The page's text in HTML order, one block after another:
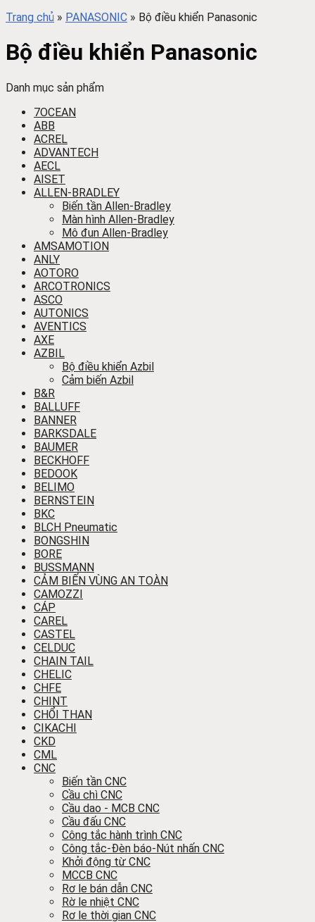
Trang chủ » PANASONIC » Bộ điều khiển Panasonic
Bộ điều khiển Panasonic
Danh mục sản phẩm
7OCEAN
ABB
ACREL
ADVANTECH
AECL
AISET
ALLEN-BRADLEY
Biến tần Allen-Bradley
Màn hình Allen-Bradley
Mô đun Allen-Bradley
AMSAMOTION
ANLY
AOTORO
ARCOTRONICS
ASCO
AUTONICS
AVENTICS
AXE
AZBIL
Bộ điều khiển Azbil
Cảm biến Azbil
B&R
BALLUFF
BANNER
BARKSDALE
BAUMER
BECKHOFF
BEDOOK
BELIMO
BERNSTEIN
BKC
BLCH Pneumatic
BONGSHIN
BORE
BUSSMANN
CẢM BIẾN VÙNG AN TOÀN
CAMOZZI
CÁP
CAREL
CASTEL
CELDUC
CHAIN TAIL
CHELIC
CHFE
CHINT
CHỔI THAN
CIKACHI
CKD
CML
CNC
Biến tần CNC
Cầu chì CNC
Cầu dao - MCB CNC
Cầu đấu CNC
Công tắc hành trình CNC
Công tắc-Đèn báo-Nút nhấn CNC
Khởi động từ CNC
MCCB CNC
Rơ le bán dẫn CNC
Rờ le nhiệt CNC
Rơ le thời gian CNC